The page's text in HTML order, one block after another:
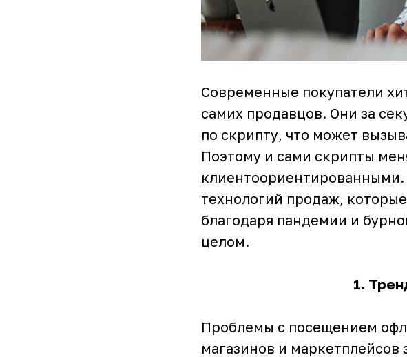
Современные покупатели
самих продавцов. Они за
по скрипту, что может
Поэтому и сами скрипты
клиентоориентированными.
технологий продаж,
благодаря пандемии и
целом.
1.
Проблемы с посещением
магазинов и маркетплейсов